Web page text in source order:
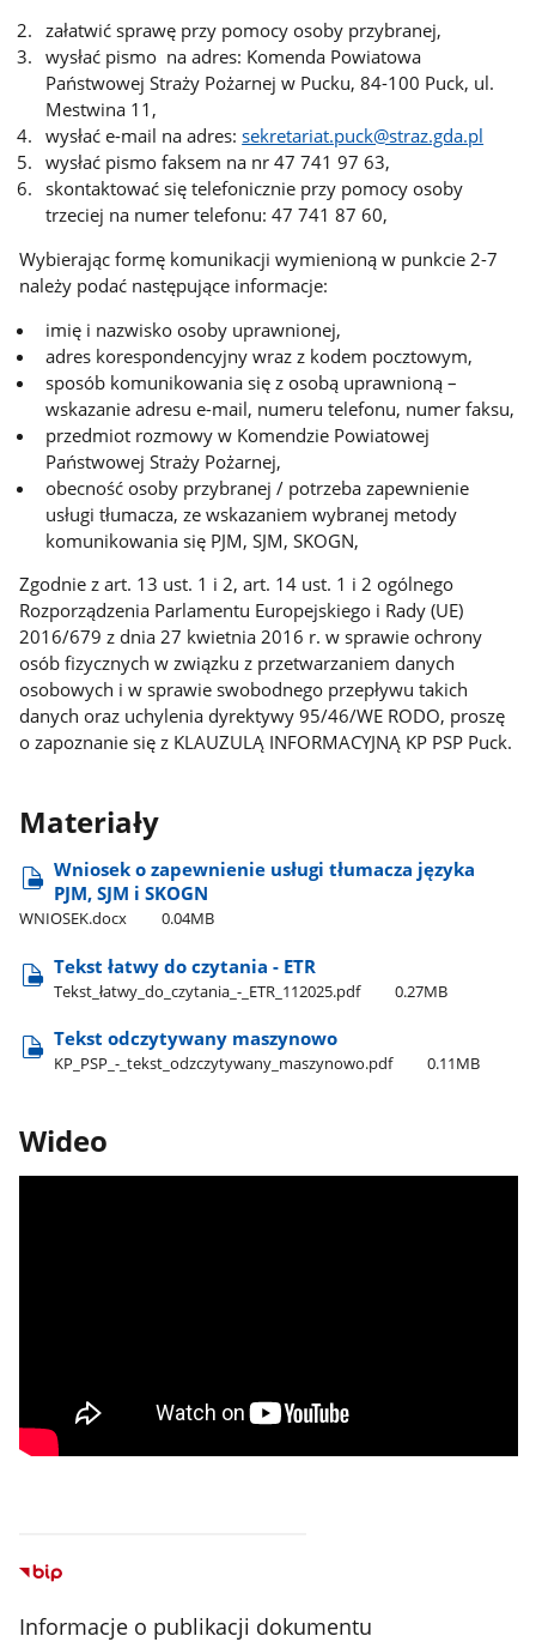
załatwić sprawę przy pomocy osoby przybranej,
wysłać pismo na adres: Komenda Powiatowa
Państwowej Straży Pożarnej w Pucku, 84-100 Puck, ul.
Mestwina 11,
wysłać e-mail na adres:sekretariat.puck@straz.gda.pl
wysłać pismo faksem na nr 47 741 97 63,
skontaktować się telefonicznie przy pomocy osoby
trzeciej na numer telefonu: 47 741 87 60,
Wybierając formę komunikacji wymienioną w punkcie 2-7
należy podać następujące informacje:
imię i nazwisko osoby uprawnionej,
adres korespondencyjny wraz z kodem pocztowym,
sposób komunikowania się z osobą uprawnioną –
wskazanie adresu e-mail, numeru telefonu, numer faksu,
przedmiot rozmowy w Komendzie Powiatowej
Państwowej Straży Pożarnej,
obecność osoby przybranej / potrzeba zapewnienie
usługi tłumacza, ze wskazaniem wybranej metody
komunikowania się PJM, SJM, SKOGN,
Zgodnie z art. 13 ust. 1 i 2, art. 14 ust. 1 i 2 ogólnego
Rozporządzenia Parlamentu Europejskiego i Rady (UE)
2016/679 z dnia 27 kwietnia 2016 r. w sprawie ochrony
osób fizycznych w związku z przetwarzaniem danych
osobowych i w sprawie swobodnego przepływu takich
danych oraz uchylenia dyrektywy 95/46/WE RODO, proszę
o zapoznanie się z KLAUZULĄ INFORMACYJNĄ KP PSP Puck.
Materiały
Wniosek o zapewnienie usługi tłumacza języka
PJM, SJM i SKOGN
WNIOSEK.docx 0.04MB
Tekst łatwy do czytania - ETR
Tekst​_łatwy​_do​_czytania​_-​_ETR​_112025.pdf 0.27MB
Tekst odczytywany maszynowo
KP​_PSP​_-​_tekst​_odzczytywany​_maszynowo.pdf 0.11MB
Wideo
Informacje o publikacji dokumentu